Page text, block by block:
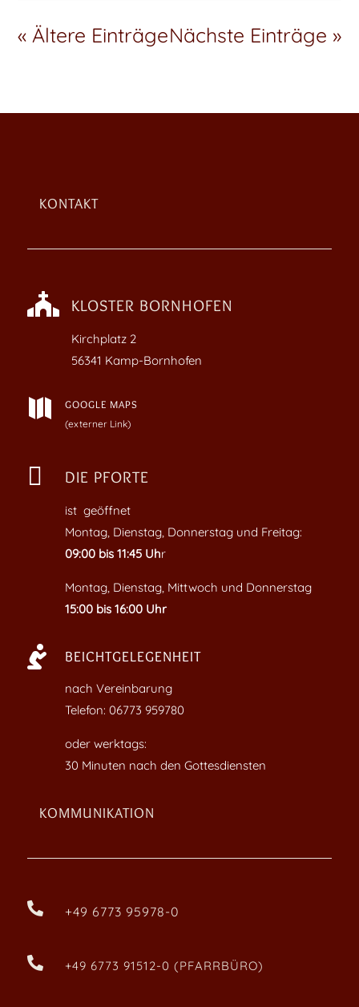
« Ältere EinträgeNächste Einträge »
KONTAKT
 KLOSTER BORNHOFEN
Kirchplatz 2
56341 Kamp-Bornhofen
 GOOGLE MAPS
(externer Link)
 DIE PFORTE
ist geöffnet
Montag, Dienstag, Donnerstag und Freitag:
09:00 bis 11:45 Uhr
Montag, Dienstag, Mittwoch und Donnerstag
15:00 bis 16:00 Uhr
 BEICHTGELEGENHEIT
nach Vereinbarung
Telefon: 06773 959780
oder werktags:
30 Minuten nach den Gottesdiensten
KOMMUNIKATION
 +49 6773 95978-0
 +49 6773 91512-0 (PFARRBÜRO)